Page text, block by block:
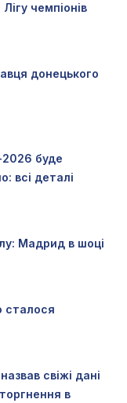
чемпіонів
донецького
2026 буде
всі деталі
Мадрид в шоці
сталося
свіжі дані
в